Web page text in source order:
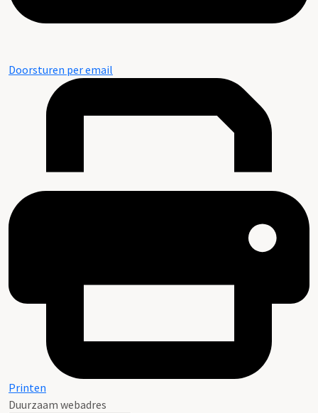
Doorsturen per email
Printen
Duurzaam webadres